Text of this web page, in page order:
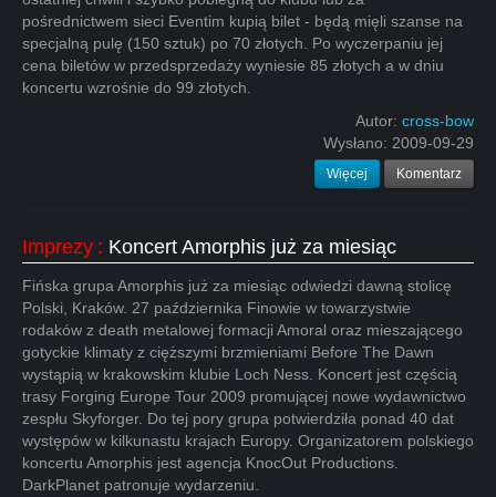
pośrednictwem sieci Eventim kupią bilet - będą mięli szanse na
specjalną pulę (150 sztuk) po 70 złotych. Po wyczerpaniu jej
cena biletów w przedsprzedaży wyniesie 85 złotych a w dniu
koncertu wzrośnie do 99 złotych.
Autor: cross-bow
Wysłano: 2009-09-29
Więcej Komentarz
Imprezy : Koncert Amorphis już za miesiąc
Fińska grupa Amorphis już za miesiąc odwiedzi dawną stolicę
Polski, Kraków. 27 października Finowie w towarzystwie
rodaków z death metalowej formacji Amoral oraz mieszającego
gotyckie klimaty z cięższymi brzmieniami Before The Dawn
wystąpią w krakowskim klubie Loch Ness. Koncert jest częścią
trasy Forging Europe Tour 2009 promującej nowe wydawnictwo
zespłu Skyforger. Do tej pory grupa potwierdziła ponad 40 dat
występów w kilkunastu krajach Europy. Organizatorem polskiego
koncertu Amorphis jest agencja KnocOut Productions.
DarkPlanet patronuje wydarzeniu.